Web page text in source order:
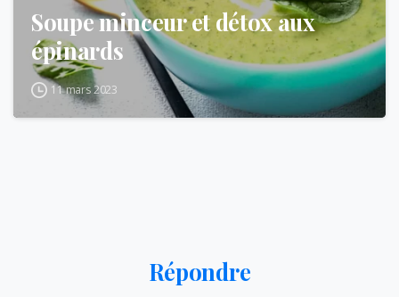
Soupe minceur et détox aux
épinards
11 mars 2023
Répondre